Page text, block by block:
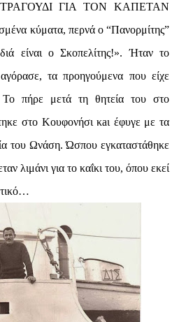
ΓΙΑ ΤΟΝ ΚΑΠΕΤΑΝ
κύματα, περνά ο “Πανορμίτης”
είναι ο Σκοπελίτης!». Ήταν το
τα προηγούμενα που είχε
πήρε μετά τη θητεία του στο
στο Κουφονήσι κaι έφυγε με τα
του Ωνάση. Ώσπου εγκαταστάθηκε
λιμάνι για το καΐκι του, όπου εκεί